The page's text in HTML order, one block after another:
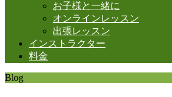
お子様と一緒に
オンラインレッスン
出張レッスン
インストラクター
料金
Blog